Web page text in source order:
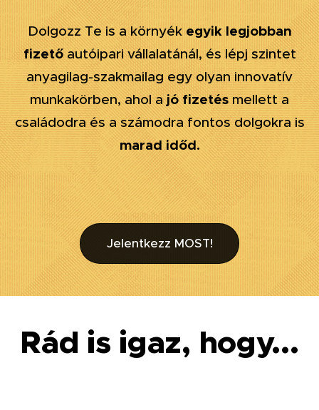
Dolgozz Te is a környék egyik legjobban
fizetőautóipari vállalatánál, és lépj szintet
anyagilag-szakmailag egy olyan innovatív
munkakörben, ahol ajó fizetésmellett a
családodra és a számodra fontos dolgokra is
marad időd.
Jelentkezz MOST!
Rád is igaz, hogy...